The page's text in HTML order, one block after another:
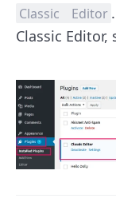
Classic Editor
Classic